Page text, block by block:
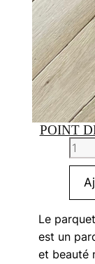
POINT
de
Point
de
vieilli
Le
est un
et beauté